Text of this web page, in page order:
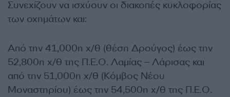
Συνεχίζουν να ισχύουν οι διακοπές κυκλοφορίας
των οχημάτων και:
Από την 41,000η χ/θ (θέση Δρούγος) έως την
52,800η χ/θ της Π.Ε.Ο. Λαμίας – Λάρισας και
από την 51,000η χ/θ (Κόμβος Νέου
Μοναστηρίου) έως την 54,500η χ/θ της Π.Ε.Ο.